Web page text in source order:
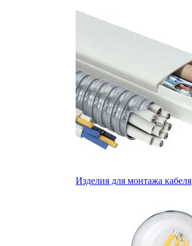
Изделия для монтажа кабеля